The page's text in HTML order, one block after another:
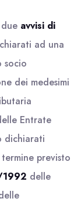
avvisi di
ad una
socio
dei medesimi
Entrate
dichiarati
previsto
1992 delle